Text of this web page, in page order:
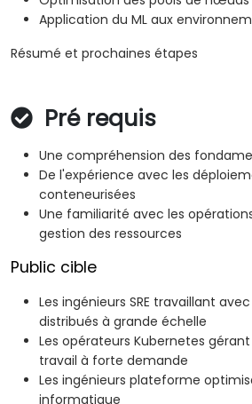
Application du ML aux
Résumé et prochaines étapes
Pré requis
Une compréhension des
De l'expérience avec les
conteneurisées
Une familiarité avec les
gestion des ressources
Public cible
Les ingénieurs SRE travaillant
distribués à grande échelle
Les opérateurs Kubernetes
travail à forte demande
Les ingénieurs plateforme
informatique